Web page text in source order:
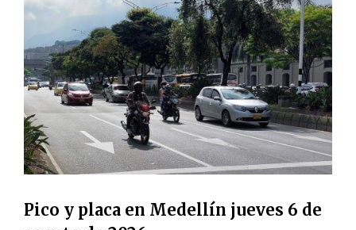
Pico y placa en Medellín jueves 6 de